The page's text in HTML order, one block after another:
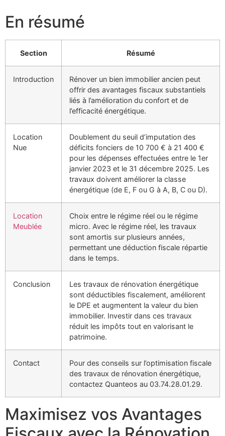
En résumé
Section Résumé
Introduction
Rénover un bien immobilier ancien peut
offrir des avantages fiscaux substantiels
liés à l’amélioration du confort et de
l’efficacité énergétique.
Location
Nue
Doublement du seuil d’imputation des
déficits fonciers de 10 700 € à 21 400 €
pour les dépenses effectuées entre le 1er
janvier 2023 et le 31 décembre 2025. Les
travaux doivent améliorer la classe
énergétique (de E, F ou G à A, B, C ou D).
Location
Meublée
Choix entre le régime réel ou le régime
micro. Avec le régime réel, les travaux
sont amortis sur plusieurs années,
permettant une déduction fiscale répartie
dans le temps.
Conclusion
Les travaux de rénovation énergétique
sont déductibles fiscalement, améliorent
le DPE et augmentent la valeur du bien
immobilier. Investir dans ces travaux
réduit les impôts tout en valorisant le
patrimoine.
Contact
Pour des conseils sur l’optimisation fiscale
des travaux de rénovation énergétique,
contactez Quanteos au 03.74.28.01.29.
Maximisez vos Avantages